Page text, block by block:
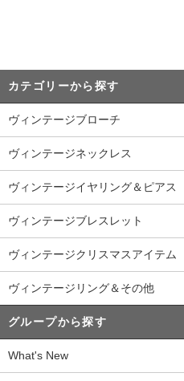
カテゴリーから探す
ヴィンテージブローチ
ヴィンテージネックレス
ヴィンテージイヤリング＆ピアス
ヴィンテージブレスレット
ヴィンテージクリスマスアイテム
ヴィンテージリング＆その他
グループから探す
What's New